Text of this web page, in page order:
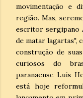
movimentação e
região. Mas,
escritor sergipano
de matar lagartas",
construção de
curiosos do
paranaense Luís
está hoje